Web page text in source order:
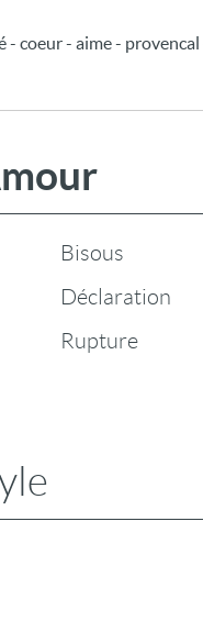
coeur - aime -
Bisous
Déclaration
Rupture